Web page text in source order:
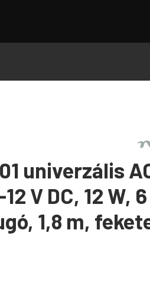
univerzális
V DC, 12 W, 6
1,8 m,